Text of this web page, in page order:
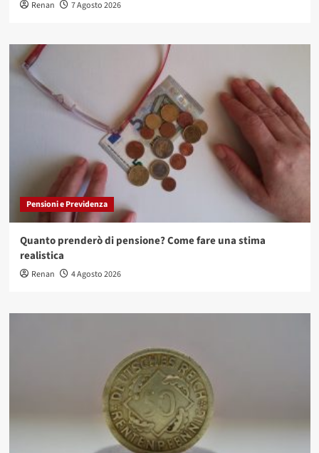
Renan 7 Agosto 2026
Pensioni e Previdenza
Quanto prenderò di pensione? Come fare una stima
realistica
Renan 4 Agosto 2026